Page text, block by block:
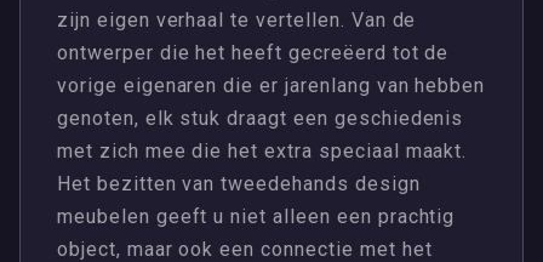
zijn eigen verhaal te vertellen. Van de
ontwerper die het heeft gecreëerd tot de
vorige eigenaren die er jarenlang van hebben
genoten, elk stuk draagt een geschiedenis
met zich mee die het extra speciaal maakt.
Het bezitten van tweedehands design
meubelen geeft u niet alleen een prachtig
object, maar ook een connectie met het